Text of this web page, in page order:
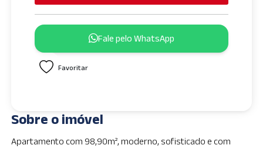
Fale pelo WhatsApp
Favoritar
Sobre o imóvel
Apartamento com 98,90m², moderno, sofisticado e com